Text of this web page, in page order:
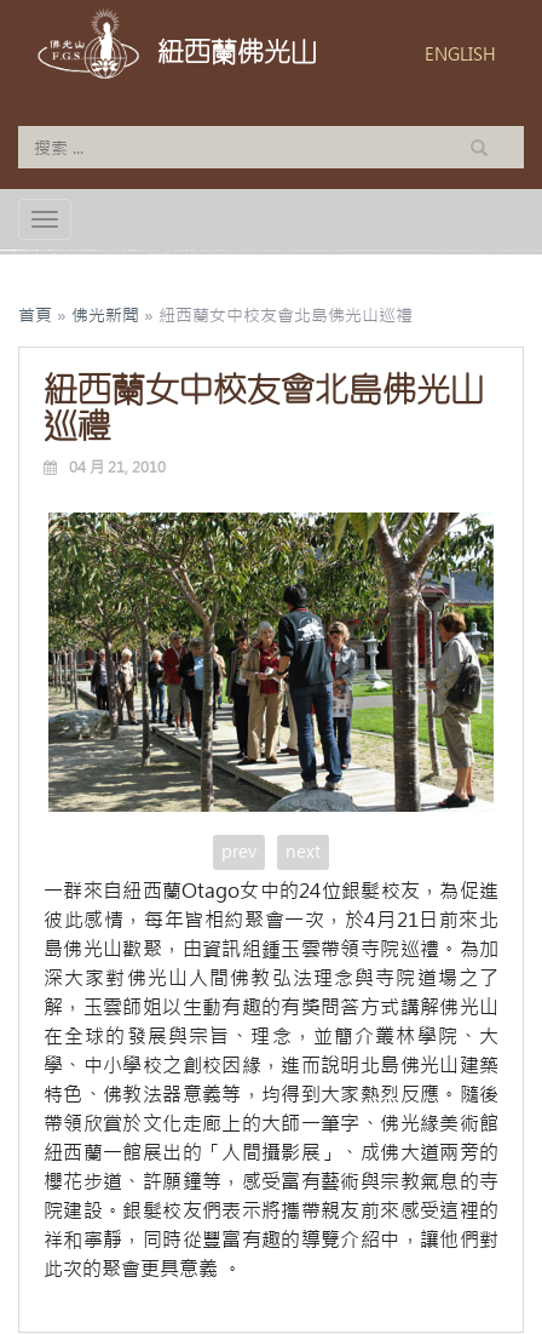
紐西蘭佛光山 ENGLISH
TOGGLE NAVIGATION
首頁 » 佛光新聞 » 紐西蘭女中校友會北島佛光山巡禮
紐西蘭女中校友會北島佛光山
巡禮
04 月 21, 2010
prev next
一群來自紐西蘭Otago女中的24位銀髮校友，為促進
彼此感情，每年皆相約聚會一次，於4月21日前來北
島佛光山歡聚，由資訊組鍾玉雲帶領寺院巡禮。為加
深大家對佛光山人間佛教弘法理念與寺院道場之了
解，玉雲師姐以生動有趣的有獎問答方式講解佛光山
在全球的發展與宗旨、理念，並簡介叢林學院、大
學、中小學校之創校因緣，進而說明北島佛光山建築
特色、佛教法器意義等，均得到大家熱烈反應。隨後
帶領欣賞於文化走廊上的大師一筆字、佛光緣美術館
紐西蘭一館展出的「人間攝影展」、成佛大道兩旁的
櫻花步道、許願鐘等，感受富有藝術與宗教氣息的寺
院建設。銀髮校友們表示將攜帶親友前來感受這裡的
祥和寧靜，同時從豐富有趣的導覽介紹中，讓他們對
此次的聚會更具意義 。